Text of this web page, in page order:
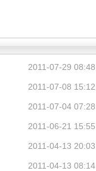
2011-07-29 08:48
2011-07-08 15:12
2011-07-04 07:28
2011-06-21 15:55
2011-04-13 20:03
2011-04-13 08:14